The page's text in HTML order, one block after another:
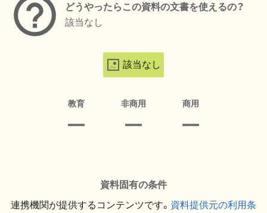
どうやったらこの資料の文書を使えるの？
該当なし
該当なし
教育 非商用 商用
資料固有の条件
連携機関が提供するコンテンツです。 資料提供元の利用条